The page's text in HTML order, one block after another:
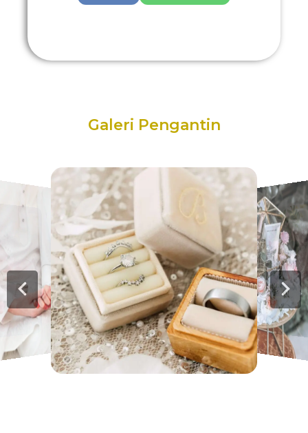
Galeri Pengantin